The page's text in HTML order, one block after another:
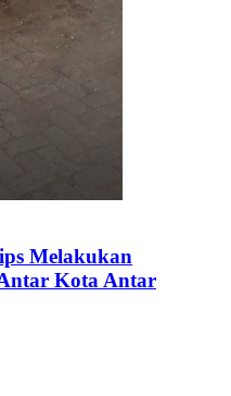
Melakukan
Kota Antar